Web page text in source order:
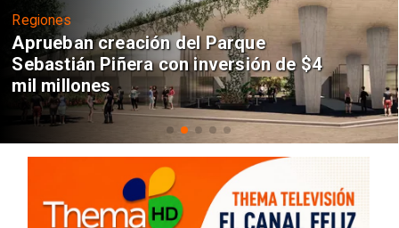
Regiones
Aprueban creación del Parque
Sebastián Piñera con inversión de $4
mil millones